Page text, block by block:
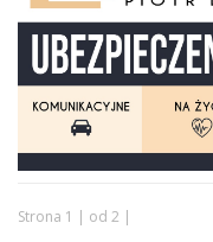
Strona 1 | od 2 |